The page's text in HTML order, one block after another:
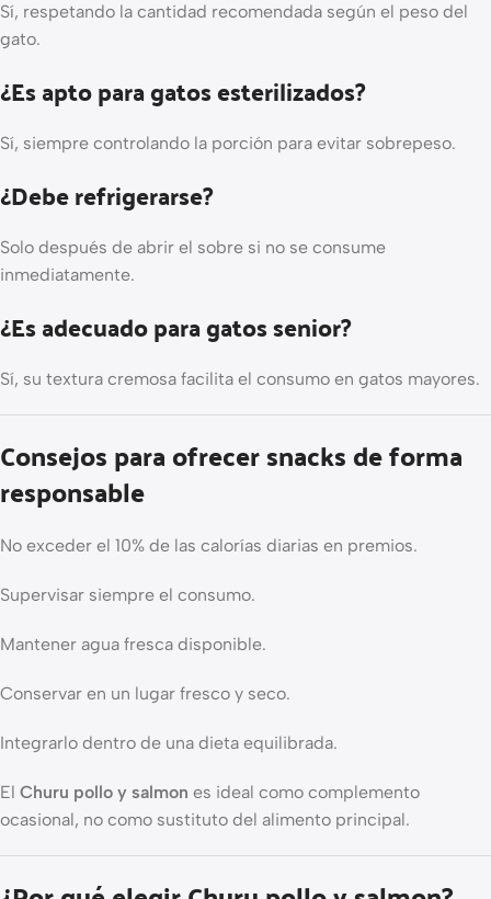
Sí, respetando la cantidad recomendada según el peso del
gato.
¿Es apto para gatos esterilizados?
Sí, siempre controlando la porción para evitar sobrepeso.
¿Debe refrigerarse?
Solo después de abrir el sobre si no se consume
inmediatamente.
¿Es adecuado para gatos senior?
Sí, su textura cremosa facilita el consumo en gatos mayores.
Consejos para ofrecer snacks de forma
responsable
No exceder el 10% de las calorías diarias en premios.
Supervisar siempre el consumo.
Mantener agua fresca disponible.
Conservar en un lugar fresco y seco.
Integrarlo dentro de una dieta equilibrada.
El Churu pollo y salmon es ideal como complemento
ocasional, no como sustituto del alimento principal.